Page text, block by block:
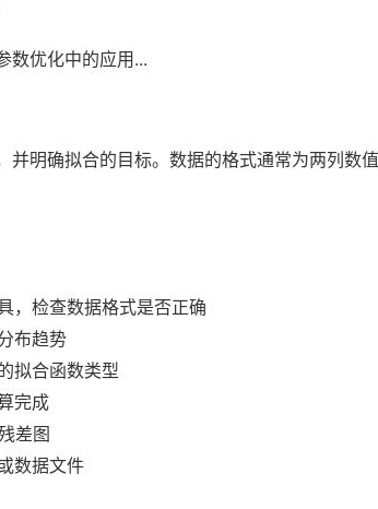
数优化中的应用...
明确拟合的目标。数据的格式通常为两列数
，检查数据格式是否正确
布趋势
拟合函数类型
完成
差图
数据文件